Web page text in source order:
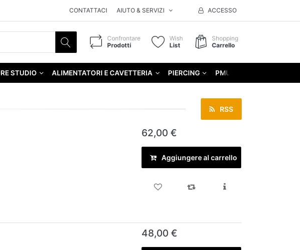
CONTATTACI AIUTO & SERVIZI ACCESSO
Confrontare
Prodotti
Wish
List
Shopping
Carrello
STUDIO ALIMENTATORI E CAVETTERIA PIERCING PMU
RSS
62,00 €
Aggiungere al carrello
48,00 €